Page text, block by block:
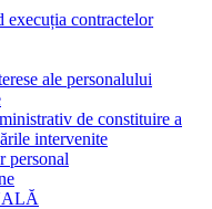
contractelor
ale personalului
de constituire a
intervenite
personal